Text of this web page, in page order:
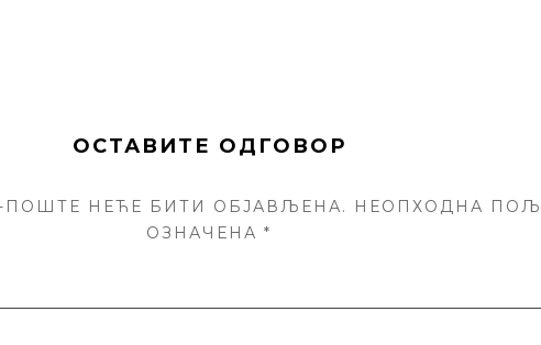
ОСТАВИТЕ ОДГОВОР
ПОШТЕ НЕЋЕ БИТИ ОБЈАВЉЕНА.
НЕОПХОДНА
ОЗНАЧЕНА *